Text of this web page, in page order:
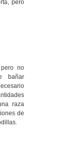
pero
no
bañar
raza
de